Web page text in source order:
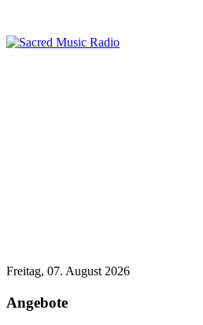
Freitag, 07. August 2026
Angebote